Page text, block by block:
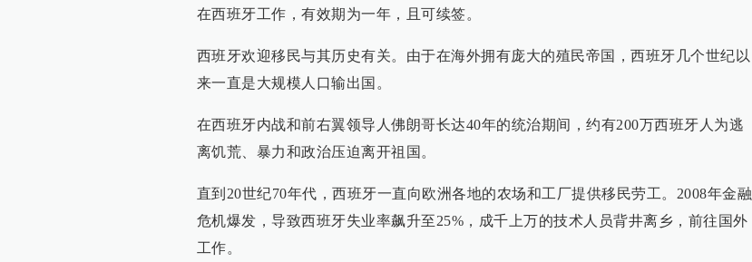
在西班牙工作，有效期为一年，且可续签。
西班牙欢迎移民与其历史有关。由于在海外拥有庞大的殖民帝国，西班牙几个世纪以
来一直是大规模人口输出国。
在西班牙内战和前右翼领导人佛朗哥长达40年的统治期间，约有200万西班牙人为逃
离饥荒、暴力和政治压迫离开祖国。
直到20世纪70年代，西班牙一直向欧洲各地的农场和工厂提供移民劳工。2008年金融
危机爆发，导致西班牙失业率飙升至25%，成千上万的技术人员背井离乡，前往国外
工作。